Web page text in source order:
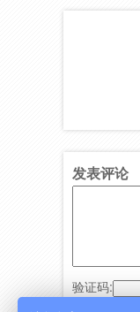
发表评论
验证码: